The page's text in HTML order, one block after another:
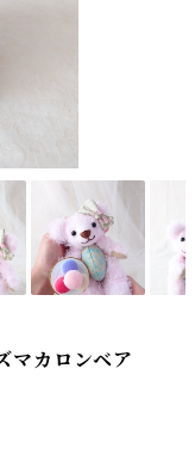
マカロンベア